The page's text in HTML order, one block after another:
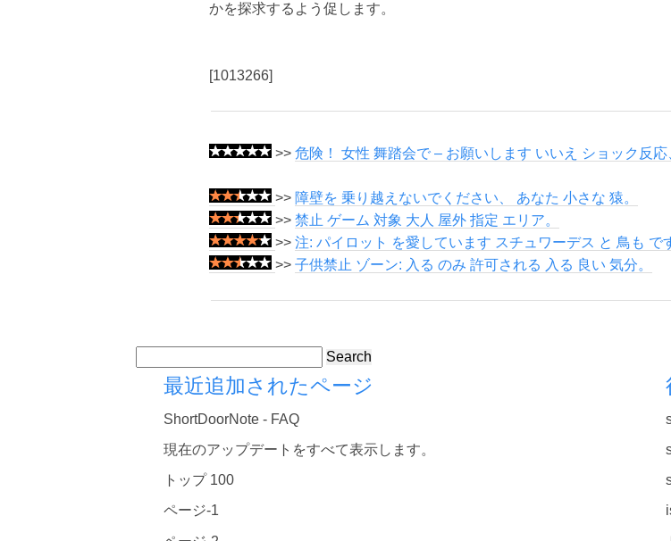
かを探求するよう促します。
[1013266]
>> 危険！ 女性 舞踏会で – お願いします いいえ ショック反応
>> 障壁を 乗り越えないでください、 あなた 小さな 猿。
>> 禁止 ゲーム 対象 大人 屋外 指定 エリア。
>> 注: パイロット を愛しています スチュワーデス と 鳥も で
>> 子供禁止 ゾーン: 入る のみ 許可される 入る 良い 気分。
Search
最近追加されたページ
ShortDoorNote - FAQ
現在のアップデートをすべて表示します。
トップ 100
ページ-1